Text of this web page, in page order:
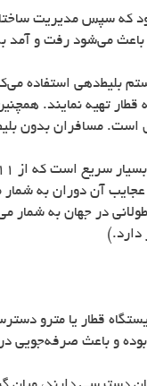
که سپس مدیریت
می‌شود رفت و آمد
بلیط‌دهی استفاده
تهیه نمایند.
است. مسافران بدون
متروی در سال 1863 حفر شد و
قطار یا مترو
بوده و باعث